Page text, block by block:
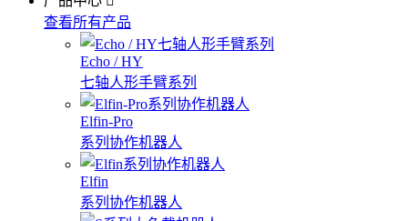
查看所有产品
Echo / HY
七轴人形手臂系列
Elfin-Pro
系列协作机器人
Elfin
系列协作机器人